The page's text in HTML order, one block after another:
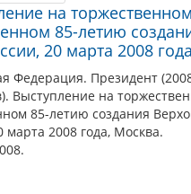
на
85-летию
20 марта 2008
Федерация. Президент
Выступление на
85-летию создания
марта 2008 года, Москва.